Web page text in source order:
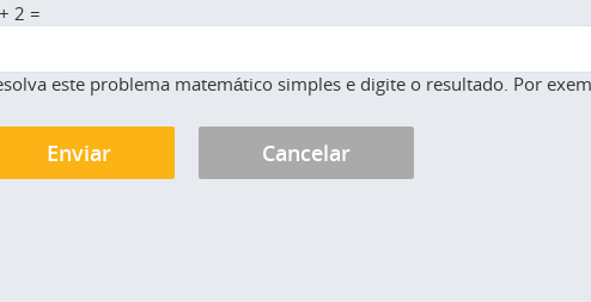
2 =
este problema matemático simples e digite o resultado. Por